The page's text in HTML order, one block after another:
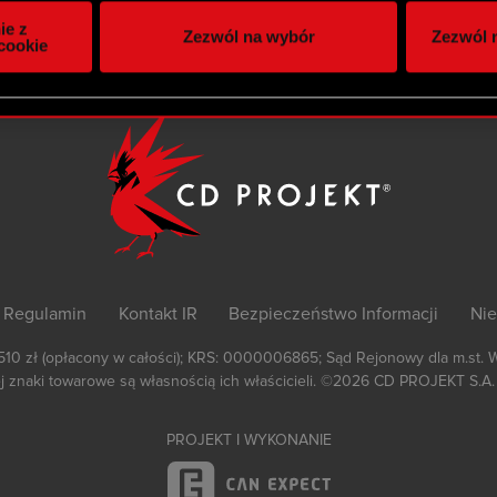
i analitycznym. Partnerzy mogą połączyć te informacje
podczas korzystania z ich usług. Kontynuując
cookie.
z
Zezwól na wybór Zezwól
Regulamin Kontakt IR Bezpieczeństwo Informacji
zł (opłacony w całości); KRS: 0000006865; Sąd Rejonowy dla m.st.
towarowe są własnością ich właścicieli. ©2026 CD PROJEKT S.A.
PROJEKT I WYKONANIE